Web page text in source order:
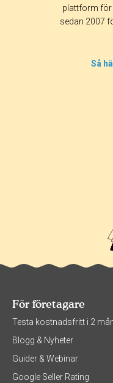
plattform för
sedan 2007
Så
För företagare
Testa kostnadsfritt i 2
Blogg & Nyheter
Guider & Webinar
Google Seller Rating